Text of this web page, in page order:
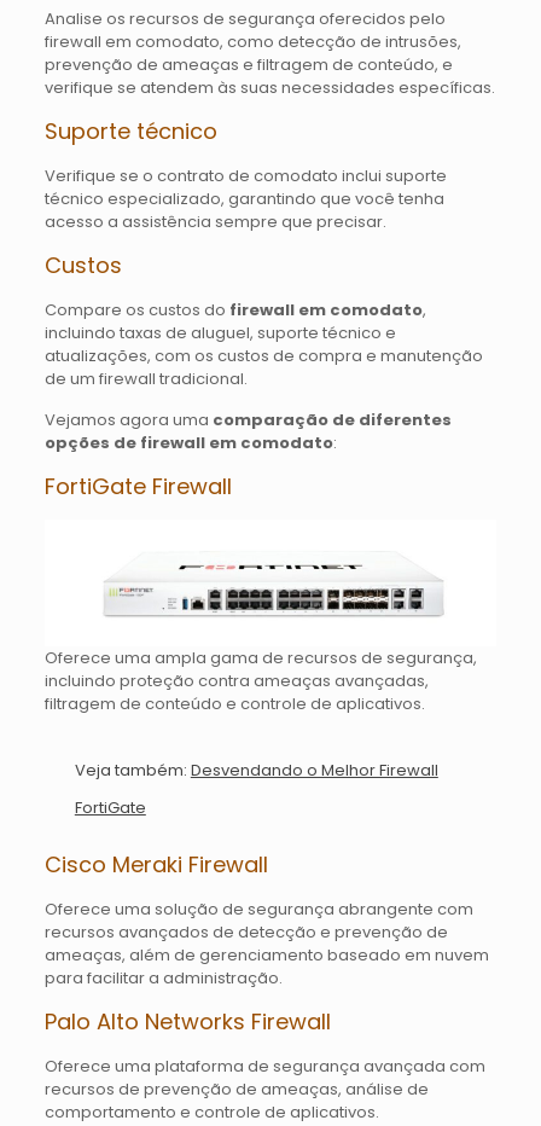
Analise os recursos de segurança oferecidos pelo
firewall em comodato, como detecção de intrusões,
prevenção de ameaças e filtragem de conteúdo, e
verifique se atendem às suas necessidades específicas.
Suporte técnico
Verifique se o contrato de comodato inclui suporte
técnico especializado, garantindo que você tenha
acesso a assistência sempre que precisar.
Custos
Compare os custos do firewall em comodato,
incluindo taxas de aluguel, suporte técnico e
atualizações, com os custos de compra e manutenção
de um firewall tradicional.
Vejamos agora uma comparação de diferentes
opções de firewall em comodato:
FortiGate Firewall
Oferece uma ampla gama de recursos de segurança,
incluindo proteção contra ameaças avançadas,
filtragem de conteúdo e controle de aplicativos.
Veja também: Desvendando o Melhor Firewall
FortiGate
Cisco Meraki Firewall
Oferece uma solução de segurança abrangente com
recursos avançados de detecção e prevenção de
ameaças, além de gerenciamento baseado em nuvem
para facilitar a administração.
Palo Alto Networks Firewall
Oferece uma plataforma de segurança avançada com
recursos de prevenção de ameaças, análise de
comportamento e controle de aplicativos.